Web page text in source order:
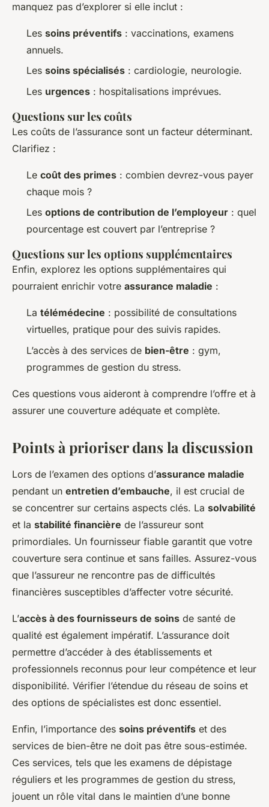
manquez pas d’explorer si elle inclut :
Les soins préventifs : vaccinations, examens
annuels.
Les soins spécialisés : cardiologie, neurologie.
Les urgences : hospitalisations imprévues.
Questions sur les coûts
Les coûts de l’assurance sont un facteur déterminant.
Clarifiez :
Le coût des primes : combien devrez-vous payer
chaque mois ?
Les options de contribution de l’employeur : quel
pourcentage est couvert par l’entreprise ?
Questions sur les options supplémentaires
Enfin, explorez les options supplémentaires qui
pourraient enrichir votre assurance maladie :
La télémédecine : possibilité de consultations
virtuelles, pratique pour des suivis rapides.
L’accès à des services de bien-être : gym,
programmes de gestion du stress.
Ces questions vous aideront à comprendre l’offre et à
assurer une couverture adéquate et complète.
Points à prioriser dans la discussion
Lors de l’examen des options d’assurance maladie
pendant un entretien d’embauche, il est crucial de
se concentrer sur certains aspects clés. La solvabilité
et la stabilité financière de l’assureur sont
primordiales. Un fournisseur fiable garantit que votre
couverture sera continue et sans failles. Assurez-vous
que l’assureur ne rencontre pas de difficultés
financières susceptibles d’affecter votre sécurité.
L’accès à des fournisseurs de soins de santé de
qualité est également impératif. L’assurance doit
permettre d’accéder à des établissements et
professionnels reconnus pour leur compétence et leur
disponibilité. Vérifier l’étendue du réseau de soins et
des options de spécialistes est donc essentiel.
Enfin, l’importance des soins préventifs et des
services de bien-être ne doit pas être sous-estimée.
Ces services, tels que les examens de dépistage
réguliers et les programmes de gestion du stress,
jouent un rôle vital dans le maintien d’une bonne